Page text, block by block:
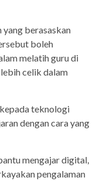
berasaskan
boleh
melatih guru di
celik dalam
teknologi
dengan cara yang
mengajar digital,
pengalaman